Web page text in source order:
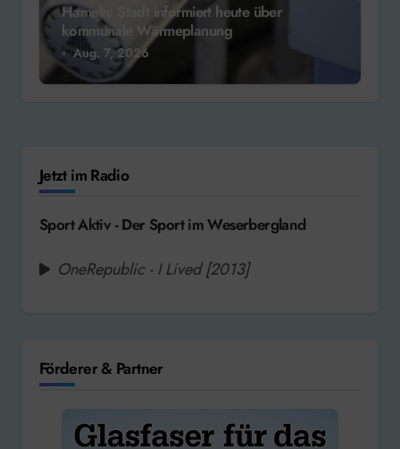
Hameln: Stadt informiert heute über
kommunale Wärmeplanung
Aug. 7, 2026
Jetzt im Radio
Sport Aktiv - Der Sport im Weserbergland
OneRepublic - I Lived [2013]
Förderer & Partner